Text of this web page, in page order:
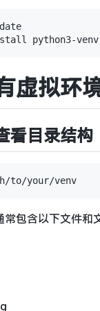
虚拟环
看目录结构
常包含以下文件和